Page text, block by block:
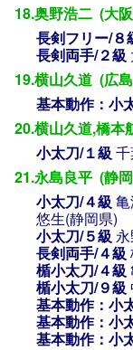
18.奥野浩二 (大
長剣フリー/８
長剣両手/２級
19.横山久道 (広
基本動作：小
20.横山久道,橋本
小太刀/１級
21.永島良平 (静
小太刀/４級
悠生(静岡県)
小太刀/５級
長剣両手/４級
楯小太刀/４級
楯小太刀/９級
基本動作：小
基本動作：小
基本動作：小